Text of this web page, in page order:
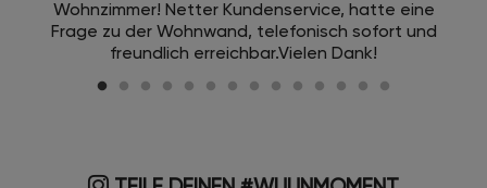
Wohnzimmer! Netter Kundenservice, hatte eine
Frage zu der Wohnwand, telefonisch sofort und
freundlich erreichbar.Vielen Dank!